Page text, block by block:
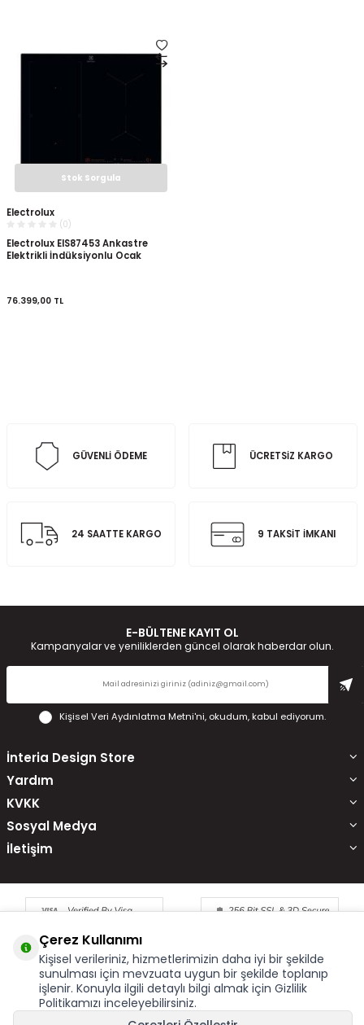
Stok Sorgula
Electrolux
(0)
Electrolux EIS87453 Ankastre
Elektrikli İndüksiyonlu Ocak
76.399,00 TL
GÜVENLİ ÖDEME ÜCRETSİZ KARGO
24 SAATTE KARGO 9 TAKSİT İMKANI
E-BÜLTENE KAYIT OL
Kampanyalar ve yeniliklerden güncel olarak haberdar olun.
Kişisel Veri Aydınlatma Metni'ni, okudum, kabul ediyorum.
İnteria Design Store
Yardım
KVKK
Sosyal Medya
İletişim
Çerez Kullanımı
Bu site size en iyi alışveriş hizmetini sunabilmek için çerez
Çerez Kullanımı
Kişisel verileriniz, hizmetlerimizin daha iyi bir şekilde
sunulması için mevzuata uygun bir şekilde toplanıp
işlenir. Konuyla ilgili detaylı bilgi almak için Gizlilik
Politikamızı inceleyebilirsiniz.